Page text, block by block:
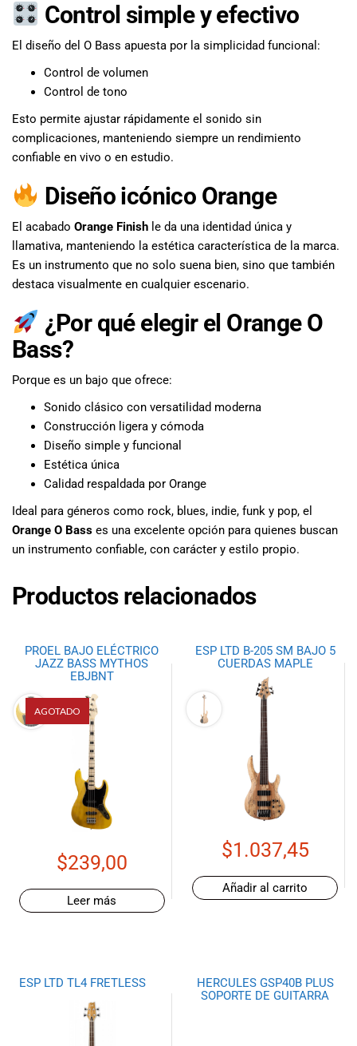
Control simple y efectivo
El diseño del O Bass apuesta por la simplicidad funcional:
Control de volumen
Control de tono
Esto permite ajustar rápidamente el sonido sin
complicaciones, manteniendo siempre un rendimiento
confiable en vivo o en estudio.
Diseño icónico Orange
El acabado Orange Finish le da una identidad única y
llamativa, manteniendo la estética característica de la marca.
Es un instrumento que no solo suena bien, sino que también
destaca visualmente en cualquier escenario.
¿Por qué elegir el Orange O
Bass?
Porque es un bajo que ofrece:
Sonido clásico con versatilidad moderna
Construcción ligera y cómoda
Diseño simple y funcional
Estética única
Calidad respaldada por Orange
Ideal para géneros como rock, blues, indie, funk y pop, el
Orange O Bass es una excelente opción para quienes buscan
un instrumento confiable, con carácter y estilo propio.
Productos relacionados
PROEL BAJO ELÉCTRICO
JAZZ BASS MYTHOS
EBJBNT
AGOTADO
$239,00
Leer más
ESP LTD B-205 SM BAJO 5
CUERDAS MAPLE
$1.037,45
Añadir al carrito
ESP LTD TL4 FRETLESS
HERCULES GSP40B PLUS
SOPORTE DE GUITARRA